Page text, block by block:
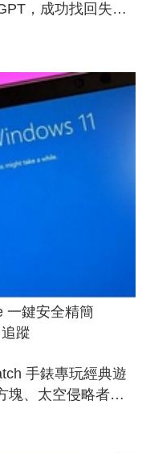
，成功找回失散
一鍵安全精簡
蹤
手錶專玩經典遊
塊、太空侵略者，
？